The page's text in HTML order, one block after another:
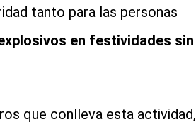
tanto para las personas
en festividades sin
que conlleva esta actividad,